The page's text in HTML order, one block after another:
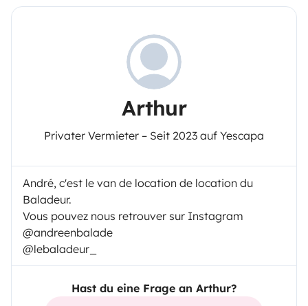
Arthur
Privater Vermieter – Seit 2023 auf Yescapa
André, c'est le van de location de location du
Baladeur.
Vous pouvez nous retrouver sur Instagram
@andreenbalade
@lebaladeur_
Hast du eine Frage an Arthur?